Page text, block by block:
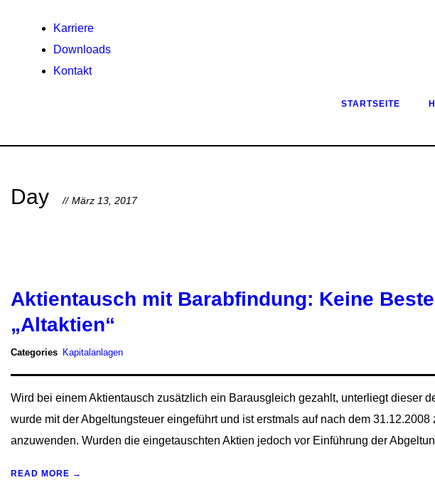
Karriere
Downloads
Kontakt
STARTSEITE
Day März 13, 2017
Aktientausch mit Barabfindung: Keine
„Altaktien“
Categories Kapitalanlagen
Wird bei einem Aktientausch zusätzlich ein Barausgleich gezahlt, unterliegt dieser
wurde mit der Abgeltungsteuer eingeführt und ist erstmals auf nach dem
anzuwenden. Wurden die eingetauschten Aktien jedoch vor Einführung der
READ MORE →